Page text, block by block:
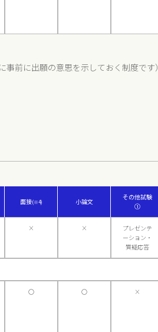
前に出願の意思を示しておく制度です）
面接(※4) 小論文
その他試験
①
× ×
プレゼンテ
ーション・
質疑応答
〇 〇 ×